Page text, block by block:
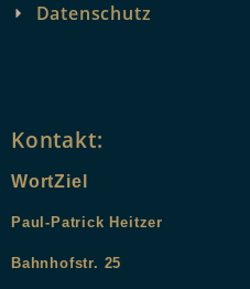
Datenschutz
Kontakt:
WortZiel
Paul-Patrick Heitzer
Bahnhofstr. 25